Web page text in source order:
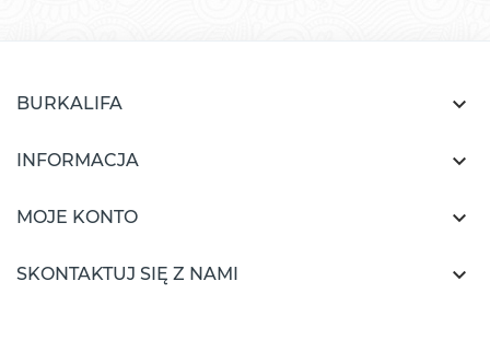
BURKALIFA 
INFORMACJA 
MOJE KONTO 
SKONTAKTUJ SIĘ Z NAMI 